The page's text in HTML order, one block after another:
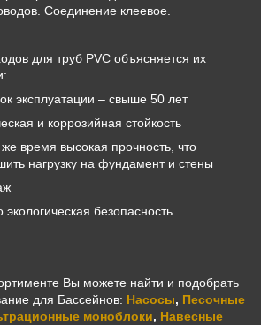
Соединение клеевое.
для труб PVC объясняется их
эксплуатации – свыше 50 лет
и коррозийная стойкость
же время высокая прочность, что
нагрузку на фундамент и стены
экологическая безопасность
Вы можете найти и подобрать
для Бассейнов: Насосы, Песочные
моноблоки, Навесные